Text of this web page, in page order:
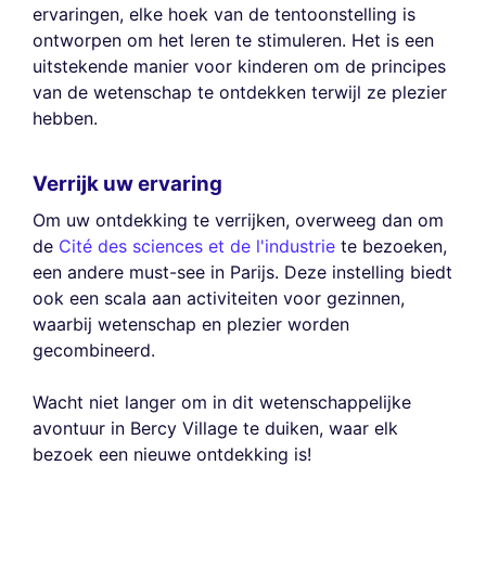
ervaringen, elke hoek van de tentoonstelling is
ontworpen om het leren te stimuleren. Het is een
uitstekende manier voor kinderen om de principes
van de wetenschap te ontdekken terwijl ze plezier
hebben.
Verrijk uw ervaring
Om uw ontdekking te verrijken, overweeg dan om
de Cité des sciences et de l'industrie te bezoeken,
een andere must-see in Parijs. Deze instelling biedt
ook een scala aan activiteiten voor gezinnen,
waarbij wetenschap en plezier worden
gecombineerd.
Wacht niet langer om in dit wetenschappelijke
avontuur in Bercy Village te duiken, waar elk
bezoek een nieuwe ontdekking is!